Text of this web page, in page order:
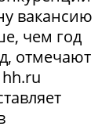
вакансию
чем год
отмечают